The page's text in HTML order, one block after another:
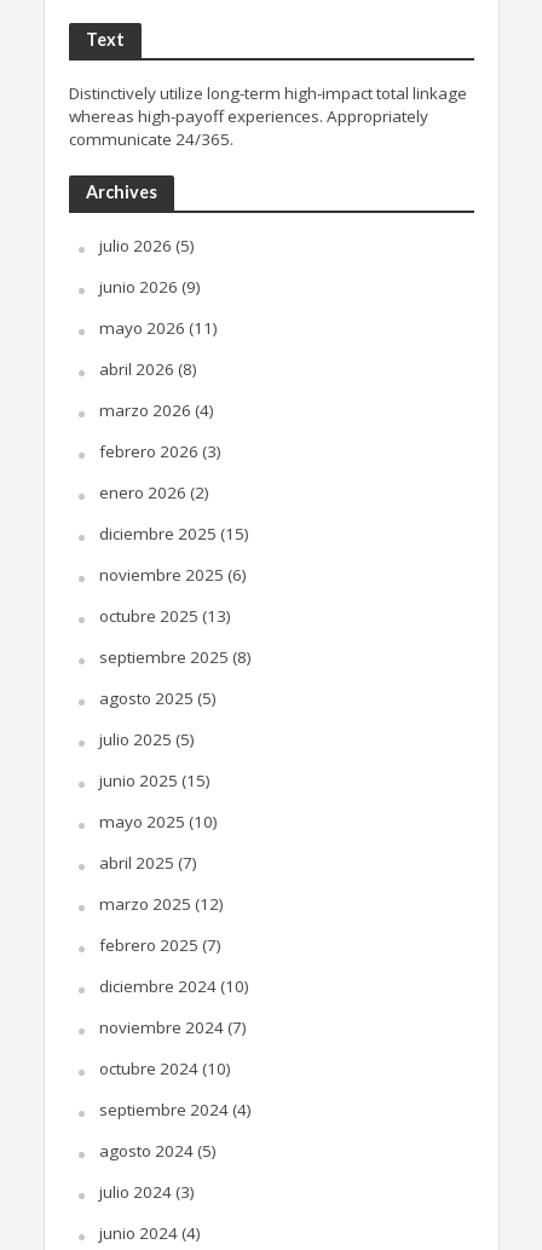
Text
Distinctively utilize long-term high-impact total linkage
whereas high-payoff experiences. Appropriately
communicate 24/365.
Archives
julio 2026 (5)
junio 2026 (9)
mayo 2026 (11)
abril 2026 (8)
marzo 2026 (4)
febrero 2026 (3)
enero 2026 (2)
diciembre 2025 (15)
noviembre 2025 (6)
octubre 2025 (13)
septiembre 2025 (8)
agosto 2025 (5)
julio 2025 (5)
junio 2025 (15)
mayo 2025 (10)
abril 2025 (7)
marzo 2025 (12)
febrero 2025 (7)
diciembre 2024(10)
noviembre 2024(7)
octubre 2024(10)
septiembre 2024(4)
agosto 2024(5)
julio 2024(3)
junio 2024(4)